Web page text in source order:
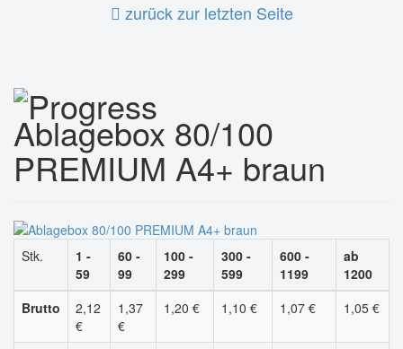
zurück zur letzten Seite
Ablagebox 80/100
PREMIUM A4+ braun
Stk.
1 -
59
60 -
99
100 -
299
300 -
599
600 -
1199
ab
1200
Brutto
2,12
€
1,37
€
1,20 € 1,10 € 1,07 € 1,05 €